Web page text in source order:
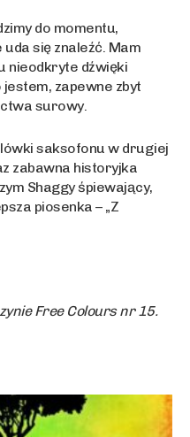
do momentu,
się znaleźć. Mam
nieodkryte dźwięki
zapewne zbyt
surowy.
saksofonu w drugiej
zabawna historyjka
Shaggy śpiewający,
piosenka – „Z
Free Colours nr 15.